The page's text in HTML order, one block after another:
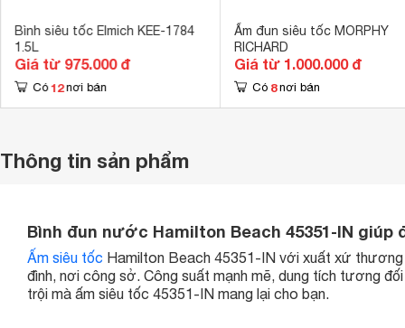
Bình siêu tốc Elmich KEE-1784
1.5L
Giá từ 975.000 đ
Có 12 nơi bán
Ấm đun siêu tốc MORPHY
RICHARD
Giá từ 1.000.000 đ
Có 8 nơi bán
Thông tin sản phẩm
Bình đun nước Hamilton Beach 45351-IN
Ấm siêu tốc Hamilton Beach 45351-IN với xuất xứ
đình, nơi công sở. Công suất mạnh mẽ, dung tích tương
trội mà ấm siêu tốc 45351-IN mang lại cho bạn.